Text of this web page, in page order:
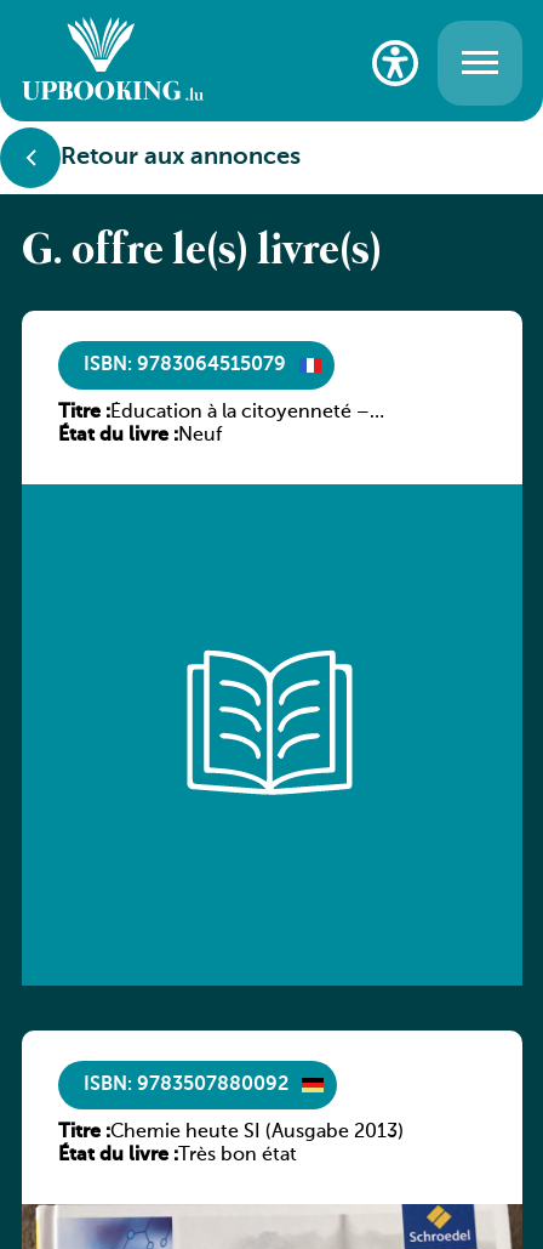
Retour aux annonces
G. offre le(s) livre(s)
ISBN: 9783064515079
Titre :Éducation à la citoyenneté –
Enseignement secondaire général
Luxemburg
État du livre :Neuf
ISBN: 9783507880092
Titre :Chemie heute SI (Ausgabe 2013)
État du livre :Très bon état